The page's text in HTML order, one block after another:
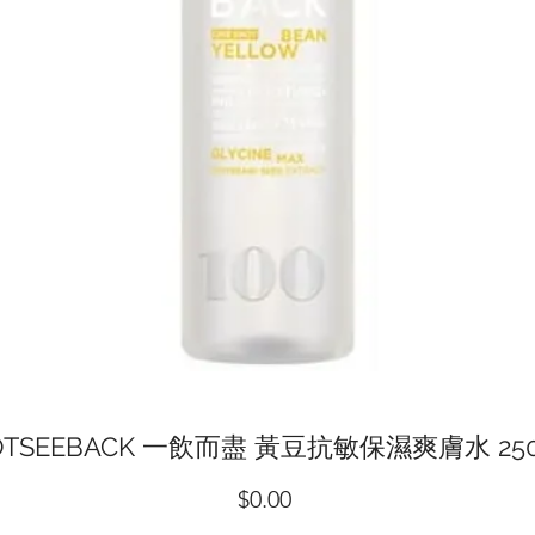
一飲而盡 黃豆抗敏保濕爽膚水
$0.00價